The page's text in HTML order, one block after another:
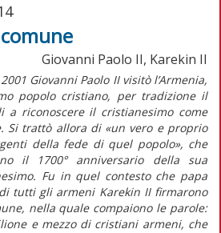
Giovanni Paolo II, Karekin II
Giovanni Paolo II visitò l’Armenia,
popolo cristiano, per tradizione il
riconoscere il cristianesimo come
Si trattò allora di «un vero e proprio
della fede di quel popolo», che
il 1700° anniversario della sua
Fu in quel contesto che papa
tutti gli armeni Karekin II firmarono
nella quale compaiono le parole:
e mezzo di cristiani armeni, che